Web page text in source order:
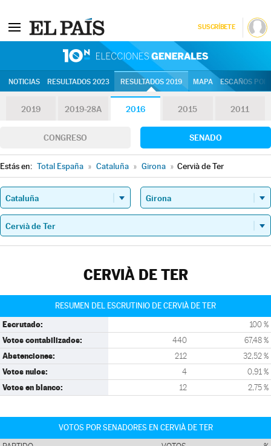
SUSCRÍBETE
NOTICIAS RESULTADOS 2023 RESULTADOS 2019 MAPA ESCAÑOS
2019 2019-28A 2016 2015 2011
CONGRESO SENADO
Estás en: Total España » Cataluña » Girona » Cervià de Ter
CERVIÀ DE TER
RESUMEN DEL ESCRUTINIO DE CERVIÀ DE TER
Escrutado: 100 %
Votos contabilizados: 440 67,48 %
Abstenciones: 212 32,52 %
Votos nulos: 4 0,91 %
Votos en blanco: 12 2,75 %
VOTOS POR SENADORES EN CERVIÀ DE TER